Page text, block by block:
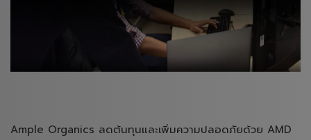
Ample Organics ลดต้นทุนและเพิ่มความปลอดภัยด้วย AMD